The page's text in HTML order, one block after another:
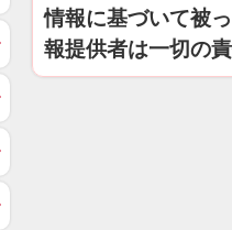
情報に基づいて被
報提供者は一切の